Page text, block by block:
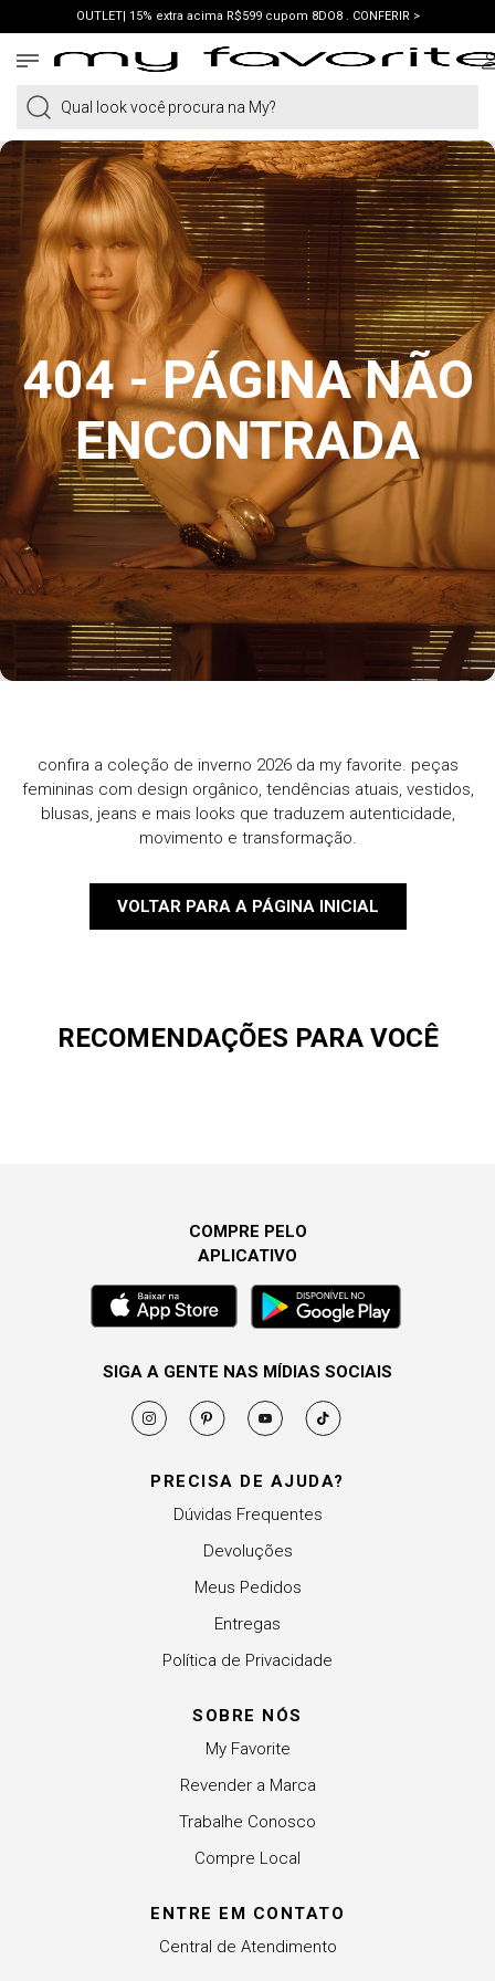
OUTLET| 15% extra acima R$599 cupom 8DO8 . CONFERIR >
PRIMEIRA COMPRA | ganhe 10% cupom WELCOME. VER LOOKS >
Qual look você procura na My?
404 - PÁGINA NÃO
ENCONTRADA
confira a coleção de inverno 2026 da my favorite. peças
femininas com design orgânico, tendências atuais, vestidos,
blusas, jeans e mais looks que traduzem autenticidade,
movimento e transformação.
VOLTAR PARA A PÁGINA INICIAL
RECOMENDAÇÕES PARA VOCÊ
PRECISA DE AJUDA?
Dúvidas Frequentes
Devoluções
Meus Pedidos
Entregas
Política de Privacidade
SOBRE NÓS
My Favorite
Revender a Marca
Trabalhe Conosco
Compre Local
ENTRE EM CONTATO
Central de Atendimento
COMPRE PELO
APLICATIVO
SIGA A GENTE NAS MÍDIAS SOCIAIS